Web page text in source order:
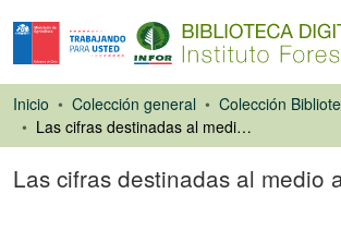
Inicio Colección general
Colección
Las cifras destinadas al medio ambiente
Las cifras destinadas al medio